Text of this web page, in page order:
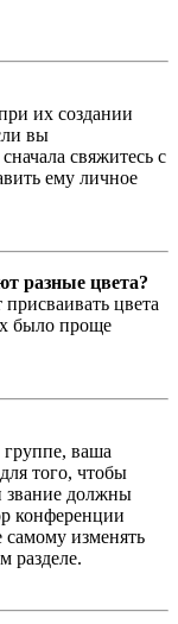
их создании
вы
свяжитесь с
ему личное
разные цвета?
цвета
было проще
ваша
того, чтобы
звание должны
конференции
самому изменять
разделе.